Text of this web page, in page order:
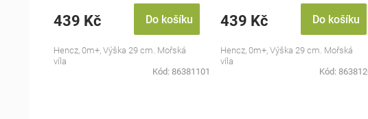
439 Kč Do košíku
Hencz, 0m+, Výška 29 cm. Mořská
víla
Kód: 86381101
439 Kč Do košíku
Hencz, 0m+, Výška 29 cm. Mořská
víla
Kód: